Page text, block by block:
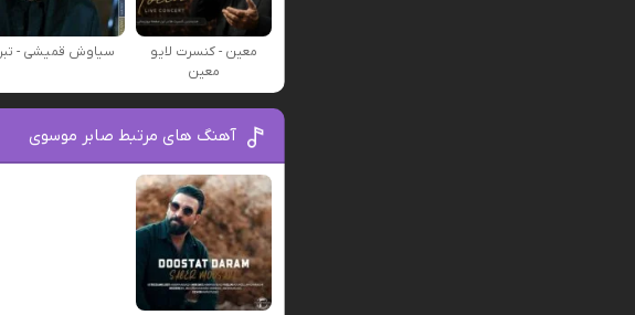
معین - کنسرت لایو
معین
سیاوش قمیشی - تبر
آهنگ های مرتبط صابر موسوی